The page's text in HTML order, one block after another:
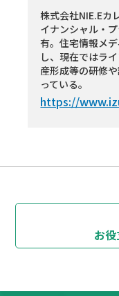
株式会社NIE.Eカ
イナンシャル・
有。住宅情報メ
し、現在ではラ
産形成等の研修
っている。
https://
お